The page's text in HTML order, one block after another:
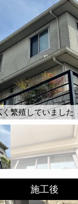
繁殖していました
施工後